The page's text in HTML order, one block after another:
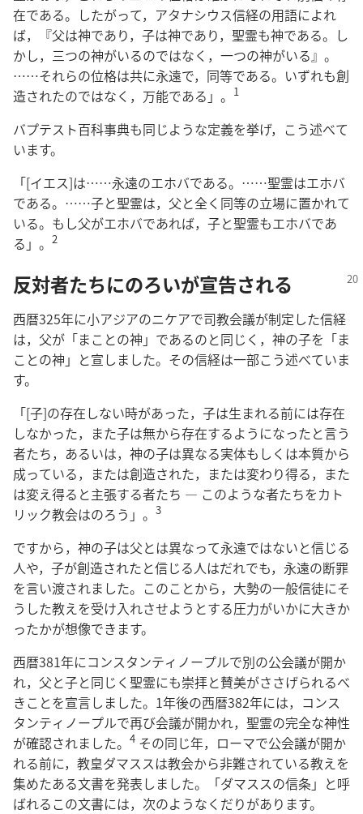
在である。したがって，アタナシウス信経の用語によれ
ば，『父は神であり，子は神であり，聖霊も神である。し
かし，三つの神がいるのではなく，一つの神がいる』。
……それらの位格は共に永遠で，同等である。いずれも創
造されたのではなく，万能である」。 1
バプテスト百科事典も同じような定義を挙げ，こう述べて
います。
「[イエス]は……永遠のエホバである。……聖霊はエホバ
である。……子と聖霊は，父と全く同等の立場に置かれて
いる。もし父がエホバであれば，子と聖霊もエホバであ
る」。 2
反対者たちにのろいが宣告される
西暦325年に小アジアのニケアで司教会議が制定した信経
は，父が「まことの神」であるのと同じく，神の子を「ま
ことの神」と宣しました。その信経は一部こう述べていま
す。
「[子]の存在しない時があった，子は生まれる前には存在
しなかった，また子は無から存在するようになったと言う
者たち，あるいは，神の子は異なる実体もしくは本質から
成っている，または創造された，または変わり得る，また
は変え得ると主張する者たち ― このような者たちをカト
リック教会はのろう」。 3
ですから，神の子は父とは異なって永遠ではないと信じる
人や，子が創造されたと信じる人はだれでも，永遠の断罪
を言い渡されました。このことから，大勢の一般信徒にそ
うした教えを受け入れさせようとする圧力がいかに大きか
ったかが想像できます。
西暦381年にコンスタンティノープルで別の公会議が開か
れ，父と子と同じく聖霊にも崇拝と賛美がささげられるべ
きことを宣言しました。1年後の西暦382年には，コンス
タンティノープルで再び会議が開かれ，聖霊の完全な神性
が確認されました。 4 その同じ年，ローマで公会議が開か
れる前に，教皇ダマススは教会から非難されている教えを
集めたある文書を発表しました。「ダマススの信条」と呼
ばれるこの文書には，次のようなくだりがあります。